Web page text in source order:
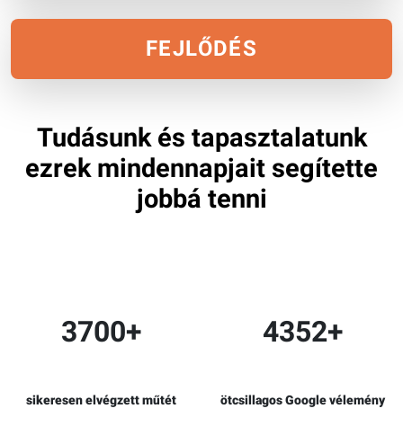
FEJLŐDÉS
Tudásunk és tapasztalatunk
ezrek mindennapjait segítette
jobbá tenni
3700+
sikeresen elvégzett műtét
4352+
ötcsillagos Google vélemény